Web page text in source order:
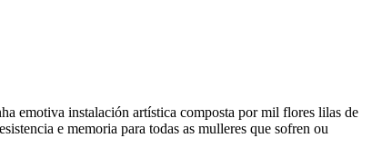
emotiva instalación artística composta por mil flores lilas de
e memoria para todas as mulleres que sofren ou